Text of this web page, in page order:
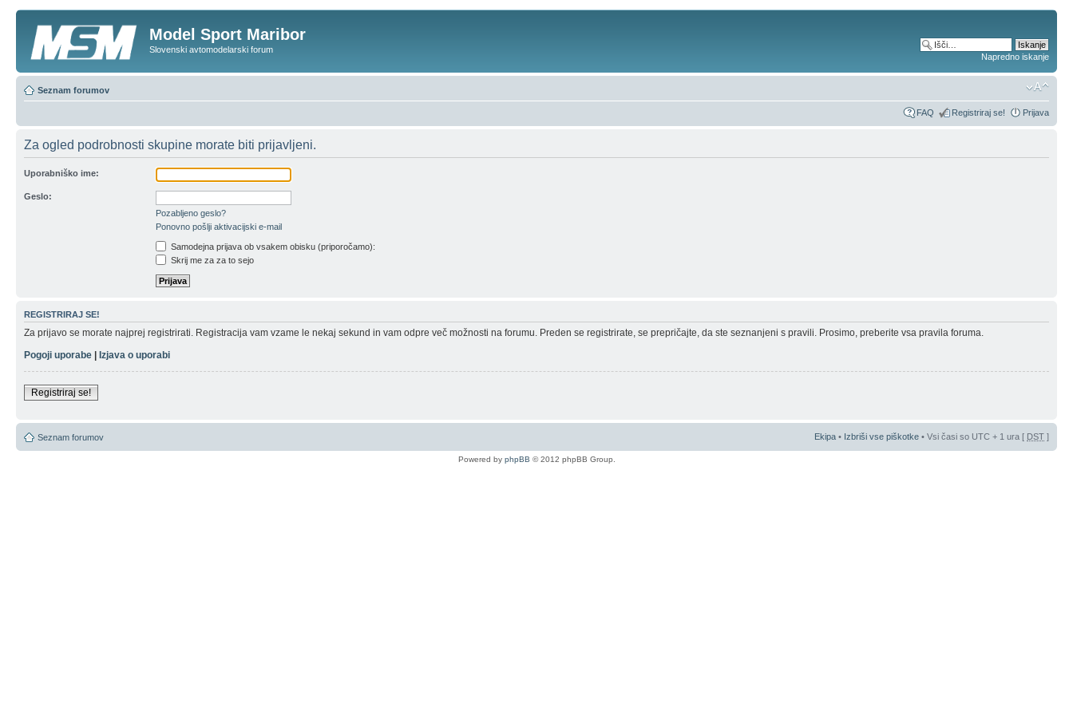
Model Sport Maribor
Slovenski avtomodelarski forum
Napredno iskanje
Seznam forumov
FAQ Registriraj se! Prijava
Za ogled podrobnosti skupine morate biti prijavljeni.
Uporabniško ime:
Geslo:
Pozabljeno geslo?
Ponovno pošlji aktivacijski e-mail
Samodejna prijava ob vsakem obisku (priporočamo):
Skrij me za za to sejo
REGISTRIRAJ SE!
Za prijavo se morate najprej registrirati. Registracija vam vzame le nekaj sekund in vam odpre več možnosti na forumu. Preden se registrirate, se prepričajte, da ste seznanjeni s pravili. Prosimo, preberite vsa pravila foruma.
Pogoji uporabe
Izjava o uporabi
Registriraj se!
Seznam forumov Ekipa • Izbriši vse piškotke • Vsi časi so UTC + 1 ura [ DST ]
Powered by phpBB © 2012 phpBB Group.